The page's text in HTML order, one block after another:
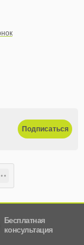
Подписаться
Бесплатная
консультация